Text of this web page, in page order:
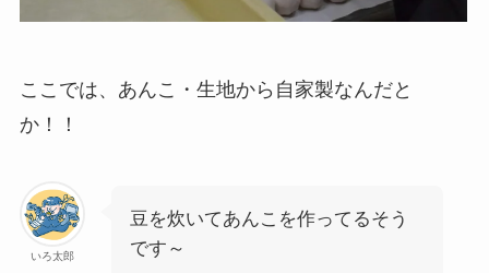
ここでは、あんこ・生地から自家製なんだと
か！！
いろ太郎
豆を炊いてあんこを作ってるそう
です～